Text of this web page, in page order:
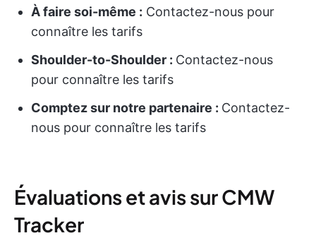
À faire soi-même : Contactez-nous pour
connaître les tarifs
Shoulder-to-Shoulder : Contactez-nous
pour connaître les tarifs
Comptez sur notre partenaire : Contactez-
nous pour connaître les tarifs
Évaluations et avis sur CMW
Tracker